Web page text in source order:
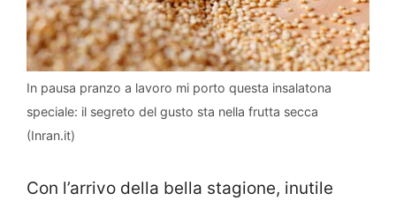
In pausa pranzo a lavoro mi porto questa insalatona
speciale: il segreto del gusto sta nella frutta secca
(Inran.it)
Con l’arrivo della bella stagione, inutile